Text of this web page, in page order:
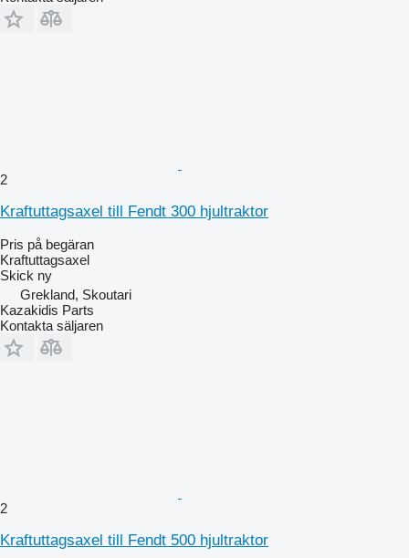
2
Kraftuttagsaxel till Fendt 300 hjultraktor
Pris på begäran
Kraftuttagsaxel
Skick ny
Grekland, Skoutari
Kazakidis Parts
Kontakta säljaren
2
Kraftuttagsaxel till Fendt 500 hjultraktor